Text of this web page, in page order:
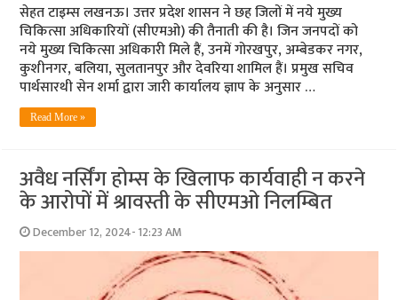
सेहत टाइम्स लखनऊ। उत्तर प्रदेश शासन ने छह जिलों में नये मुख्य
चिकित्सा अधिकारियों (सीएमओ) की तैनाती की है। जिन जनपदों को
नये मुख्य चिकित्सा अधिकारी मिले हैं, उनमें गोरखपुर, अम्बेडकर नगर,
कुशीनगर, बलिया, सुलतानपुर और देवरिया शामिल हैं। प्रमुख सचिव
पार्थसारथी सेन शर्मा द्वारा जारी कार्यालय ज्ञाप के अनुसार …
Read More »
अवैध नर्सिंग होम्स के खिलाफ कार्यवाही न करने
के आरोपों में श्रावस्ती के सीएमओ निलम्बित
December 12, 2024- 12:23 AM